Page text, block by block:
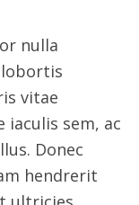
nulla
vitae
sem, ac
Donec
hendrerit